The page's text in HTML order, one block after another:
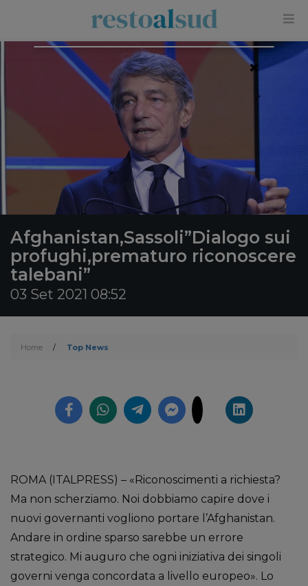
Afghanistan,Sassoli”Dialogo sui
profughi,prematuro riconoscere
talebani”
03 Set 2021 08:52
Home / Top News
ROMA (ITALPRESS) – «Riconoscimenti a richiesta?
Ma non scherziamo. Noi dobbiamo capire dove i
nuovi governanti vogliono portare l’Afghanistan.
Andare in ordine sparso sarebbe un errore
strategico. Mi auguro che ogni iniziativa dei singoli
governi venga concordata a livello europeo». Lo
×